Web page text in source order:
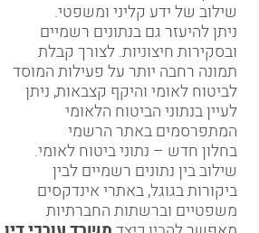
שילוב של ידע קליני ומשפטי.
ניתן להיעזר גם בנתונים רשמיים
ובסקירות חיצוניות. לצורך קבלת
תמונה רחבה יותר על פעילות המוסד
לביטוח לאומי והיקף קצבאות, ניתן
לעיין בנתוני הביטוח הלאומי
המתפרסמים באתר הרשמי
בחלון חדש – נתוני ביטוח לאומי.
שילוב בין נתונים רשמיים לבין
ביקורות בגוגל, באתרי אינדקסים
משפטיים וברשתות החברתיות